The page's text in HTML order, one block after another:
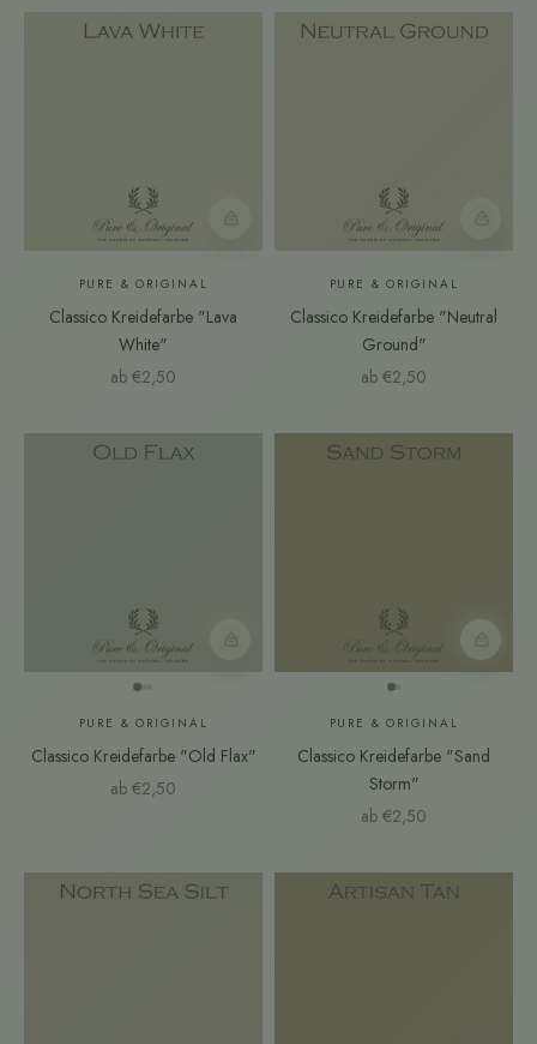
Farbmuster
PURE & ORIGINAL
Classico Kreidefarbe "Lava
White"
Angebot
ab €2,50
PURE & ORIGINAL
Classico Kreidefarbe "Neutral
Ground"
Angebot
ab €2,50
Farbmuster
PURE & ORIGINAL
Classico Kreidefarbe "Old Flax"
Angebot
ab €2,50
PURE & ORIGINAL
Classico Kreidefarbe "Sand
Storm"
Angebot
ab €2,50